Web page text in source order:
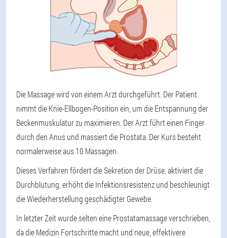
Die Massage wird von einem Arzt durchgeführt. Der Patient
nimmt die Knie-Ellbogen-Position ein, um die Entspannung der
Beckenmuskulatur zu maximieren. Der Arzt führt einen Finger
durch den Anus und massiert die Prostata. Der Kurs besteht
normalerweise aus 10 Massagen.
Dieses Verfahren fördert die Sekretion der Drüse, aktiviert die
Durchblutung, erhöht die Infektionsresistenz und beschleunigt
die Wiederherstellung geschädigter Gewebe.
In letzter Zeit wurde selten eine Prostatamassage verschrieben,
da die Medizin Fortschritte macht und neue, effektivere